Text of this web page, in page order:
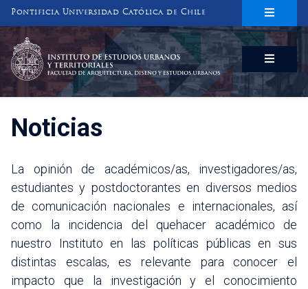
Pontificia Universidad Católica de Chile
INSTITUTO DE ESTUDIOS URBANOS
Y TERRITORIALES
FACULTAD DE ARQUITECTURA, DISEÑO Y ESTUDIOS URBANOS
Noticias
La opinión de académicos/as, investigadores/as,
estudiantes y postdoctorantes en diversos medios
de comunicación nacionales e internacionales, así
como la incidencia del quehacer académico de
nuestro Instituto en las políticas públicas en sus
distintas escalas, es relevante para conocer el
impacto que la investigación y el conocimiento